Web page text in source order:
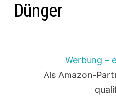
Dünger
Werbung –
Als Amazon-